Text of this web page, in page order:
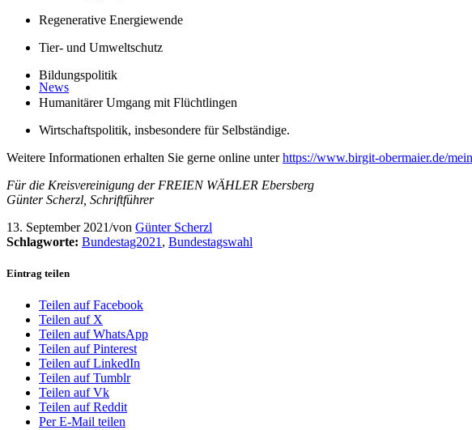
News
Regenerative Energiewende
Tier- und Umweltschutz
Bildungspolitik
Humanitärer Umgang mit Flüchtlingen
Wirtschaftspolitik, insbesondere für Selbständige.
Weitere Informationen erhalten Sie gerne online unterhttps://www.birgit-obermaier.de/
Für die Kreisvereinigung der FREIEN WÄHLER Ebersberg
Günter Scherzl, Schriftführer
13. September 2021/von Günter Scherzl
Schlagworte: Bundestag2021 , Bundestagswahl
Eintrag teilen
Teilen auf Facebook
Teilen auf X
Teilen auf WhatsApp
Teilen auf Pinterest
Teilen auf LinkedIn
Teilen auf Tumblr
Teilen auf Vk
Teilen auf Reddit
Per E-Mail teilen